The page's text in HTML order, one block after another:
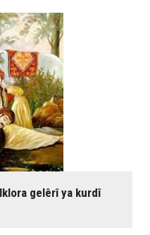
gelêrî ya kurdî